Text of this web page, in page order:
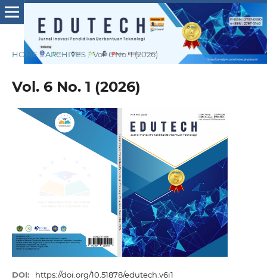
HOME / ARCHIVES / Vol. 6 No. 1 (2026)
Vol. 6 No. 1 (2026)
DOI: https://doi.org/10.51878/edutech.v6i1